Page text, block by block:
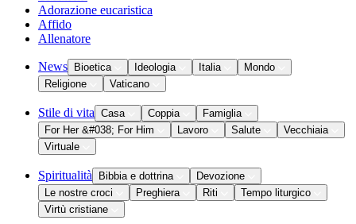
Adorazione eucaristica
Affido
Allenatore
News Bioetica Ideologia Italia
Mondo
Religione
Vaticano
Stile di vita Casa Coppia
Famiglia
For Her &#038; For Him
Lavoro Salute
Vecchiaia
Virtuale
Spiritualità Bibbia e dottrina
Devozione
Le nostre croci
Preghiera Riti
Tempo liturgico
Virtù cristiane